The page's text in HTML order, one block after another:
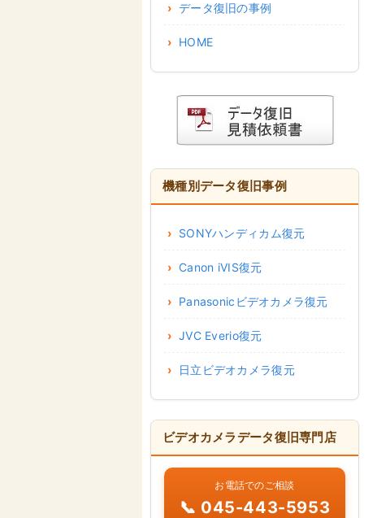
データ復旧の事例
HOME
機種別データ復旧事例
SONYハンディカム復元
Canon iVIS復元
Panasonicビデオカメラ復元
JVC Everio復元
日立ビデオカメラ復元
ビデオカメラデータ復旧専門店
お電話でのご相談
📞 045-443-5953